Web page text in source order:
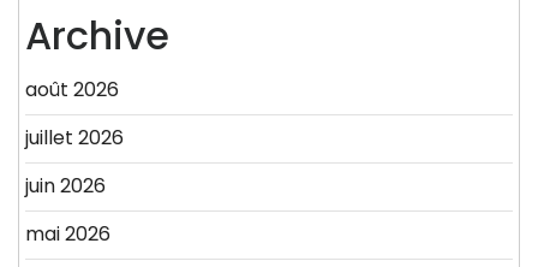
Archive
août 2026
juillet 2026
juin 2026
mai 2026